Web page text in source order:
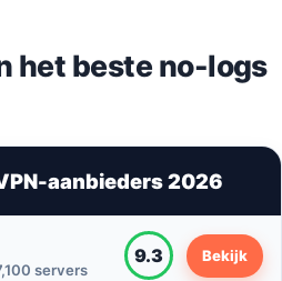
het beste no-logs
aanbieders 2026
servers
9.3 Bekijk